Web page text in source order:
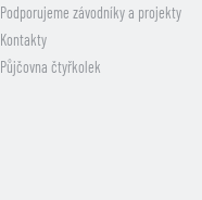
Podporujeme závodníky a projekty
Kontakty
Půjčovna čtyřkolek